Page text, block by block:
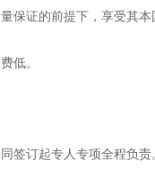
证的前提下，享受其本
低。
订起专人专项全程负责